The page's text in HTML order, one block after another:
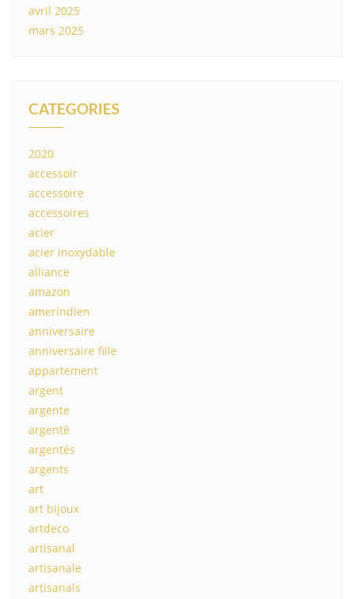
avril 2025
mars 2025
CATEGORIES
2020
accessoir
accessoire
accessoires
acier
acier inoxydable
alliance
amazon
amerindien
anniversaire
anniversaire fille
appartement
argent
argente
argenté
argentés
argents
art
art bijoux
artdeco
artisanal
artisanale
artisanals